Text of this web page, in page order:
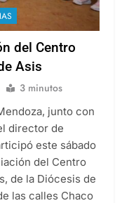
del Centro
Asis
3 minutos
junto con
director de
este sábado
del Centro
de la Diócesis de
las calles Chaco